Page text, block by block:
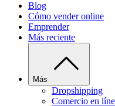
Blog
Cómo vender online
Emprender
Más reciente
Más
Dropshipping
Comercio en